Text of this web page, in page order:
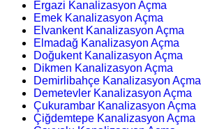
Ergazi Kanalizasyon Açma
Emek Kanalizasyon Açma
Elvankent Kanalizasyon Açma
Elmadağ Kanalizasyon Açma
Doğukent Kanalizasyon Açma
Dikmen Kanalizasyon Açma
Demirlibahçe Kanalizasyon Açma
Demetevler Kanalizasyon Açma
Çukurambar Kanalizasyon Açma
Çiğdemtepe Kanalizasyon Açma